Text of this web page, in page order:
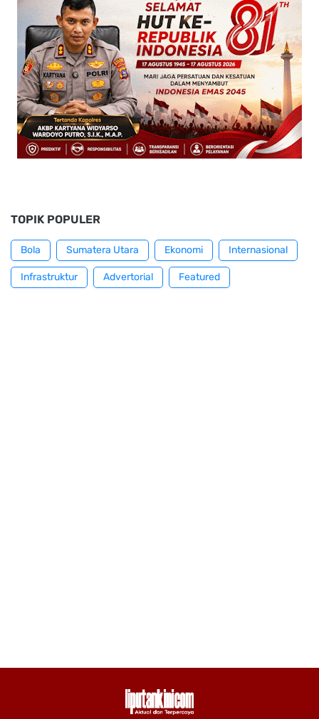
TOPIK POPULER
Bola Sumatera Utara Ekonomi Internasional
Infrastruktur Advertorial Featured